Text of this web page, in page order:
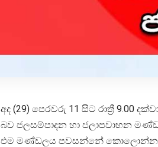
අද (29) පෙරවරු 11 සිට රාත්‍රී 9.00
බව ජලසම්පාදන හා ජලාපවාහන
එම මණ්ඩලය පවසන්නේ කොලොන්නාව